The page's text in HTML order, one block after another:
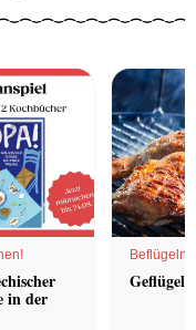
in der
Geflügel